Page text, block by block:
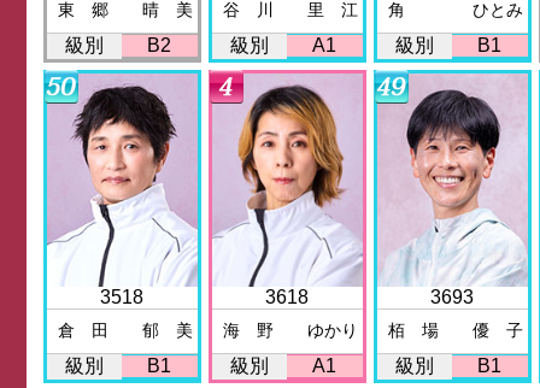
東 郷 晴 美
級別 B2
谷 川 里 江
級別 A1
角 ひとみ
級別 B1
3518
倉 田 郁 美
級別 B1
3618
海 野 ゆかり
級別 A1
3693
栢 場 優 子
級別 B1